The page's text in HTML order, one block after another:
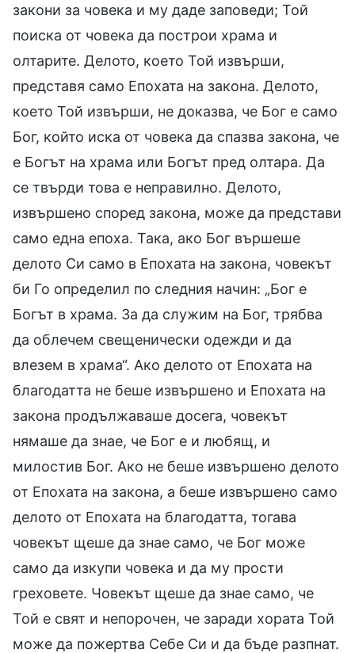
закони за човека и му даде заповеди; Той
поиска от човека да построи храма и
олтарите. Делото, което Той извърши,
представя само Епохата на закона. Делото,
което Той извърши, не доказва, че Бог е само
Бог, който иска от човека да спазва закона, че
е Богът на храма или Богът пред олтара. Да
се твърди това е неправилно. Делото,
извършено според закона, може да представи
само една епоха. Така, ако Бог вършеше
делото Си само в Епохата на закона, човекът
би Го определил по следния начин: „Бог е
Богът в храма. За да служим на Бог, трябва
да облечем свещенически одежди и да
влезем в храма“. Ако делото от Епохата на
благодатта не беше извършено и Епохата на
закона продължаваше досега, човекът
нямаше да знае, че Бог е и любящ, и
милостив Бог. Ако не беше извършено делото
от Епохата на закона, а беше извършено само
делото от Епохата на благодатта, тогава
човекът щеше да знае само, че Бог може
само да изкупи човека и да му прости
греховете. Човекът щеше да знае само, че
Той е свят и непорочен, че заради хората Той
може да пожертва Себе Си и да бъде разпнат.